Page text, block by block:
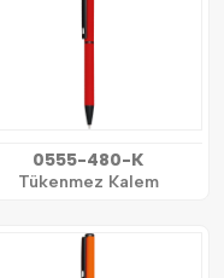
0555-480-K
Tükenmez Kalem